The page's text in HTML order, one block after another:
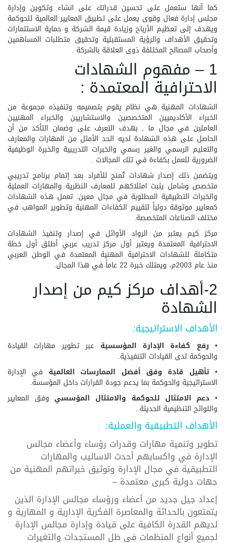
كما أنها ستعمل على تحسين قدراتك على انشاء وتكوين وإدارة
مجلس إدارة فعال وقوى يعمل على تطبيق المعايير العالمية للحوكمة
ويهدف إلى تعظيم الأرباح وزيادة قيمة الشركة و حماية الاستثمارات
وتحقيق الأهداف والرؤية المستقبلية وتحقيق متطلبات المساهمين
وأصحاب المصالح المختلفة ذوى العلاقة بالشركة .
1 – مفهوم الشهادات
الاحترافية المعتمدة :
الشهادات المهنية هي نظام يقوم بتصميمه وتنفيذه مجموعة من
الخبراء الأكاديميين المتخصصين والاستشاريين والخبراء المهنيين
العاملين في مجال ما , بهدف التعرف على وضمان التأكد من أن
الحاصل على هذه الشهادة لديه الحد الأمثل من المهارات والمعارف
والتعليم الرسمي والغير رسمي والخبرات التدريبية والخبرة الوظيفية
الضرورية للعمل بكفاءة في تلك المجالات .
ويتضمن ذلك إصدار شهادات تُمنح للأفراد بعد إتمام برنامج تدريبي
متخصص وشامل يثبت امتلاكهم للمعارف النظرية والمهارات العملية
والخبرات التطبيقية المطلوبة في مجال معين. تعمل هذه الشهادات
كمعايير موثوقة دولياً لتقييم الكفاءات المهنية وتطوير المواهب في
مختلف الصناعات المتخصصة.
مركز كيم يعتبر من الرواد الأوائل في إصدار وتنفيذ الشهادات
الاحترافية المعتمدة ويعتبر أول مركز تدريب عربي أطلق أول خطة
متكاملة للشهادات الاحترافية المهنية المعتمدة في الوطن العربي
منذ عام 2003م، ويمتلك خبرة 22 عاماً في هذا المجال.
2-أهداف مركز كيم من إصدار
الشهادة
الأهداف الاستراتيجية:
• رفع كفاءة الإدارة المؤسسية عبر تطوير مهارات القيادة
والحوكمة لدى القيادات التنفيذية.
•تأهيل قادة وفق أفضل الممارسات العالمية في الإدارة
الاستراتيجية والحوكمة بما يدعم جودة القرارات داخل المؤسسة.
• دعم الامتثال للحوكمة والامتثال المؤسسي وفق المعايير
واللوائح التنظيمية الحديثة..
الأهداف التطبيقية والعملية:
تطوير وتنمية مهارات وقدرات رؤساء وأعضاء مجالس
الإدارة في واكسابهم أحدث الاساليب والمهارات
التطبيقية في مجال الإدارة وتوثيق خبراتهم المهنية من
جهات دولية كبرى معتمدة –
إعداد جيل جديد من أعضاء ورؤساء مجالس الإدارة الذين
يتمتعون بالحداثة والمعاصرة الفكرية الإدارية و المهارية و
لديهم القدرة الكافية على قيادة وإدارة مجالس الإدارة
لجميع أنواع المنظمات فى ظل المستجدات والتغيرات